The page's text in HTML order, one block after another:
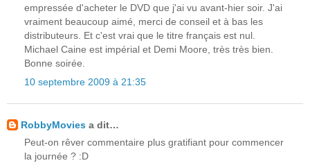
empressée d'acheter le DVD que j'ai vu avant-hier soir. J'ai
vraiment beaucoup aimé, merci de conseil et à bas les
distributeurs. Et c'est vrai que le titre français est nul.
Michael Caine est impérial et Demi Moore, très très bien.
Bonne soirée.
10 septembre 2009 à 21:35
RobbyMovies a dit…
Peut-on rêver commentaire plus gratifiant pour commencer
la journée ? :D